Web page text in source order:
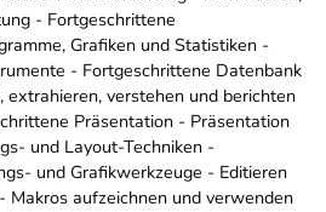
- Fortgeschrittene
Grafiken und Statistiken -
- Fortgeschrittene Datenbank
extrahieren, verstehen und berichten
Präsentation - Präsentation
und Layout-Techniken -
und Grafikwerkzeuge - Editieren
Makros aufzeichnen und verwenden